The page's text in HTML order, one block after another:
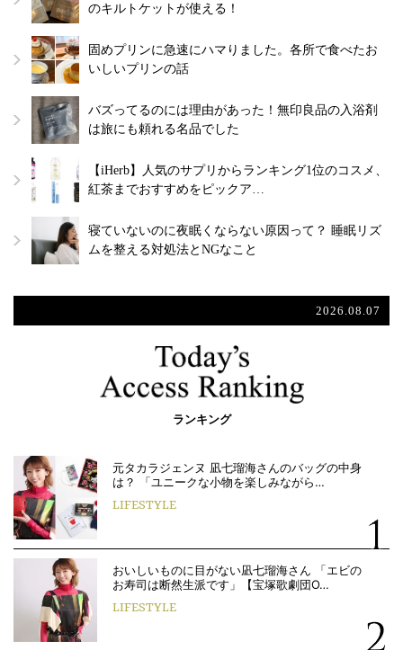
のキルトケットが使える！
固めプリンに急速にハマりました。各所で食べたお
いしいプリンの話
バズってるのには理由があった！無印良品の入浴剤
は旅にも頼れる名品でした
【iHerb】人気のサプリからランキング1位のコスメ、
紅茶までおすすめをピックア…
寝ていないのに夜眠くならない原因って？ 睡眠リズ
ムを整える対処法とNGなこと
2026.08.07
ランキング
元タカラジェンヌ 凪七瑠海さんのバッグの中身
は？ 「ユニークな小物を楽しみながら…
LIFESTYLE
おいしいものに目がない凪七瑠海さん 「エビの
お寿司は断然生派です」【宝塚歌劇団O…
LIFESTYLE